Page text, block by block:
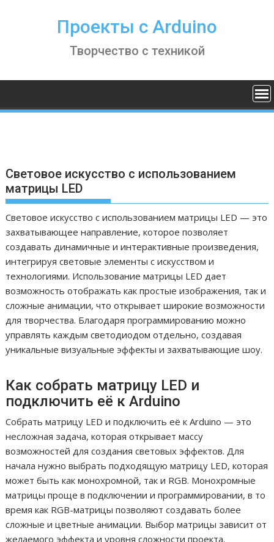
o
o
Проекты с Arduino
Творчество с техникой
Световое искусство с использованием
матрицы LED
Световое искусство с использованием матрицы LED — это
захватывающее направление, которое позволяет
создавать динамичные и интерактивные произведения,
интегрируя световые элементы с искусством и
технологиями. Использование матрицы LED дает
возможность отображать как простые изображения, так и
сложные анимации, что открывает широкие возможности
для творчества. Благодаря программированию можно
управлять каждым светодиодом отдельно, создавая
уникальные визуальные эффекты и захватывающие шоу.
Как собрать матрицу LED и
подключить её к Arduino
Собрать матрицу LED и подключить её к Arduino — это
несложная задача, которая открывает массу
возможностей для создания световых эффектов. Для
начала нужно выбрать подходящую матрицу LED, которая
может быть как монохромной, так и RGB. Монохромные
матрицы проще в подключении и программировании, в то
время как RGB-матрицы позволяют создавать более
сложные и цветные анимации. Выбор матрицы зависит от
желаемого эффекта и уровня сложности проекта.